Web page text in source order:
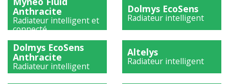
Anthracite
Radiateur intelligent et
connecté
Dolmys EcoSens
Radiateur intelligent
Dolmys EcoSens
Anthracite
Radiateur intelligent
Altelys
Radiateur intelligent